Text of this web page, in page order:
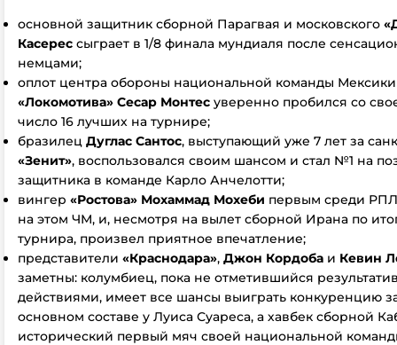
основной защитник сборной Парагвая и московского
Касерес сыграет в 1/8 финала мундиаля после
немцами;
оплот центра обороны национальной команды Мексики
«Локомотива» Сесар Монтес уверенно пробился со
число 16 лучших на турнире;
бразилец Дуглас Сантос, выступающий уже 7 лет за
«Зенит», воспользовался своим шансом и стал №1 на
защитника в команде Карло Анчелотти;
вингер «Ростова» Мохаммад Мохеби первым среди
на этом ЧМ, и, несмотря на вылет сборной Ирана по
турнира, произвел приятное впечатление;
представители «Краснодара», Джон Кордоба и Кевин
заметны: колумбиец, пока не отметившийся
действиями, имеет все шансы выиграть конкуренцию
основном составе у Луиса Суареса, а хавбек сборной
исторический первый мяч своей национальной